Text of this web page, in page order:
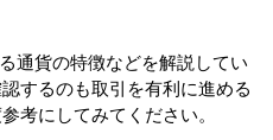
通貨の特徴などを解説してい
するのも取引を有利に進める
考にしてみてください。